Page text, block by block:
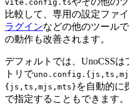
vite.config.ts
比較して、専用の設定ファ
ラグインなどの他のツール
の動作も改善されます。
デフォルトでは、UnoCSS
トリで
{js,ts,mjs,mts} を自動的に
で指定することもできます